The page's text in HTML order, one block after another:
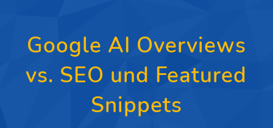
Google AI Overviews
vs. SEO und Featured
Snippets